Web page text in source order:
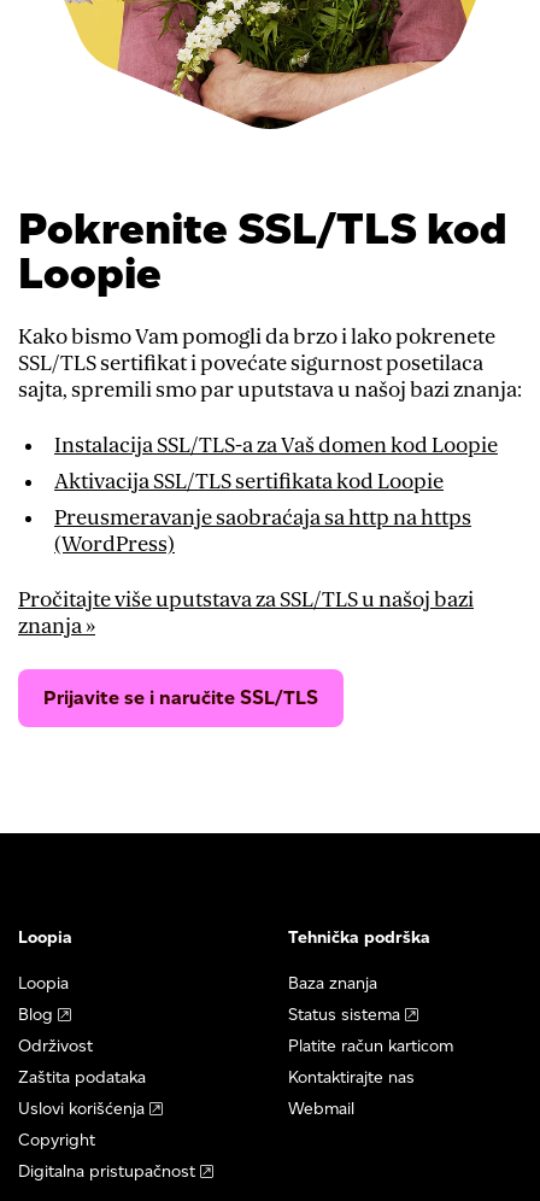
Pokrenite SSL/TLS kod
Loopie
Kako bismo Vam pomogli da brzo i lako pokrenete
SSL/TLS sertifikat i povećate sigurnost posetilaca
sajta, spremili smo par uputstava u našoj bazi znanja:
Instalacija SSL/TLS-a za Vaš domen kod Loopie
Aktivacija SSL/TLS sertifikata kod Loopie
Preusmeravanje saobraćaja sa http na https
(WordPress)
Pročitajte više uputstava za SSL/TLS u našoj bazi
znanja »
Prijavite se i naručite SSL/TLS
Loopia
Loopia
Blog
Održivost
Zaštita podataka
Uslovi korišćenja
Copyright
Digitalna pristupačnost
Tehnička podrška
Baza znanja
Status sistema
Platite račun karticom
Kontaktirajte nas
Webmail